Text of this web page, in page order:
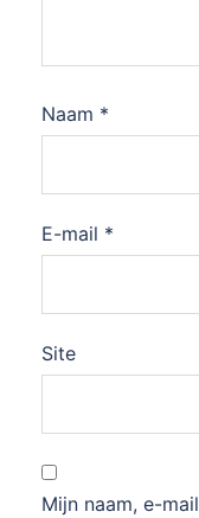
Naam *
E-mail *
Site
Mijn naam, e-